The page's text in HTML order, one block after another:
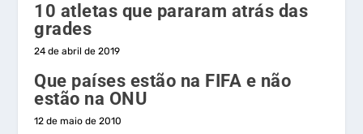
10 atletas que pararam atrás das
grades
24 de abril de 2019
Que países estão na FIFA e não
estão na ONU
12 de maio de 2010